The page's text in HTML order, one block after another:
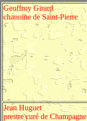
Geoffroy Girard
chanoine de Saint-Pierre
Jean Huguet
prestre curé de Champagne